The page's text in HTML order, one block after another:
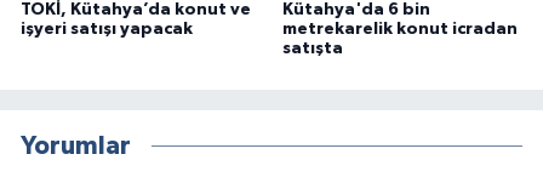
TOKİ, Kütahya’da konut ve
işyeri satışı yapacak
Kütahya'da 6 bin
metrekarelik konut icradan
satışta
Yorumlar